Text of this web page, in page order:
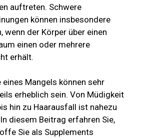
auftreten. Schwere
können insbesondere
wenn der Körper über einen
einen oder mehrere
erhält.
eines Mangels können sehr
erheblich sein. Von Müdigkeit
hin zu Haarausfall ist nahezu
diesem Beitrag erfahren Sie,
Sie als Supplements